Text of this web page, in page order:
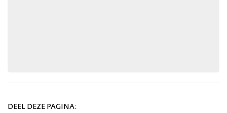
DEEL DEZE PAGINA: